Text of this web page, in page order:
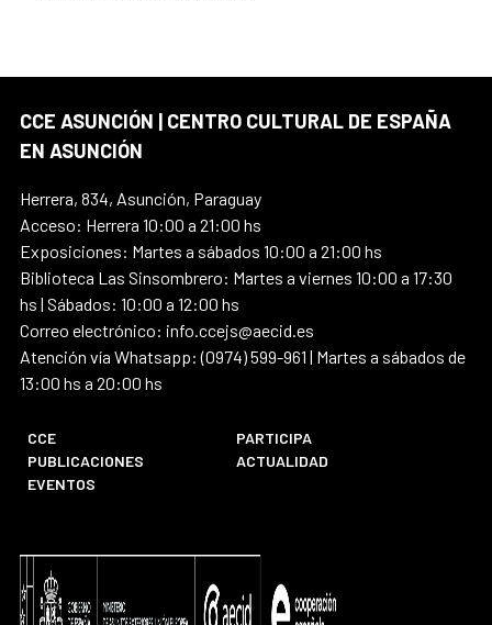
CCE ASUNCIÓN | CENTRO CULTURAL DE ESPAÑA
EN ASUNCIÓN
Herrera, 834, Asunción, Paraguay
Acceso: Herrera 10:00 a 21:00 hs
Exposiciones: Martes a sábados 10:00 a 21:00 hs
Biblioteca Las Sinsombrero: Martes a viernes 10:00 a 17:30
hs | Sábados: 10:00 a 12:00 hs
Correo electrónico: info.ccejs@aecid.es
Atención vía Whatsapp: (0974) 599-961 | Martes a sábados de
13:00 hs a 20:00 hs
CCE
PARTICIPA
PUBLICACIONES
ACTUALIDAD
EVENTOS